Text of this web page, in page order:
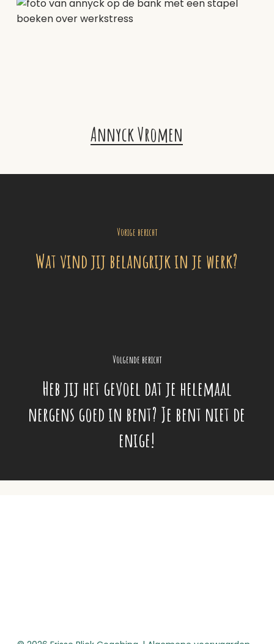
Annyck Vromen
Vorige bericht
Wat vind jij belangrijk in je werk?
Volgende bericht
Heb jij het gevoel dat je helemaal
nergens goed in bent? Je bent niet de
enige!